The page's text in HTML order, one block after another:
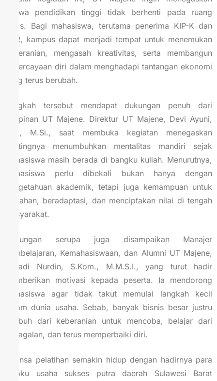
bahwa pendidikan tinggi tidak berhenti pada ruang
kelas. Bagi mahasiswa, terutama penerima KIP-K dan
CSR, kampus dapat menjadi tempat untuk menemukan
keberanian, mengasah kreativitas, serta membangun
kepercayaan diri dalam menghadapi tantangan ekonomi
yang terus berubah.
Langkah tersebut mendapat dukungan penuh dari
pimpinan UT Majene. Direktur UT Majene, Devi Ayuni,
S.E., M.Si., saat membuka kegiatan menegaskan
pentingnya menumbuhkan mentalitas mandiri sejak
mahasiswa masih berada di bangku kuliah. Menurutnya,
mahasiswa perlu dibekali bukan hanya dengan
pengetahuan akademik, tetapi juga kemampuan untuk
bertahan, beradaptasi, dan menciptakan nilai di tengah
masyarakat.
Dukungan serupa juga disampaikan Manajer
Pembelajaran, Kemahasiswaan, dan Alumni UT Majene,
Fitriadi Nurdin, S.Kom., M.M.S.I., yang turut hadir
memberikan motivasi kepada peserta. Ia mendorong
mahasiswa agar tidak takut memulai langkah kecil
dalam dunia usaha. Sebab, banyak bisnis besar justru
tumbuh dari keberanian untuk mencoba, belajar dari
kegagalan, dan terus memperbaiki diri.
Nuansa pelatihan semakin hidup dengan hadirnya para
pelaku usaha sukses putra daerah Sulawesi Barat